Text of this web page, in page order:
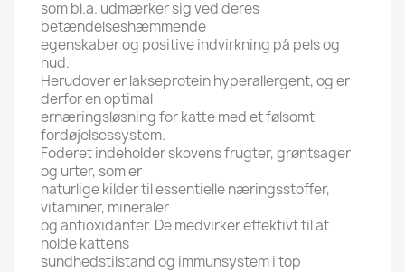
som bl.a. udmærker sig ved deres
betændelseshæmmende
egenskaber og positive indvirkning på pels og
hud.
Herudover er lakseprotein hyperallergent, og er
derfor en optimal
ernæringsløsning for katte med et følsomt
fordøjelsessystem.
Foderet indeholder skovens frugter, grøntsager
og urter, som er
naturlige kilder til essentielle næringsstoffer,
vitaminer, mineraler
og antioxidanter. De medvirker effektivt til at
holde kattens
sundhedstilstand og immunsystem i top